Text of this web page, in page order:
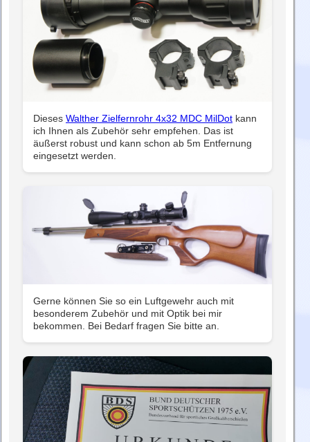
Dieses Walther Zielfernrohr 4x32 MDC MilDot kann
ich Ihnen als Zubehör sehr empfehen. Das ist
äußerst robust und kann schon ab 5m Entfernung
eingesetzt werden.
Gerne können Sie so ein Luftgewehr auch mit
besonderem Zubehör und mit Optik bei mir
bekommen. Bei Bedarf fragen Sie bitte an.